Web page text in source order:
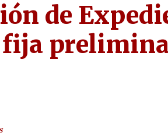
de
fija